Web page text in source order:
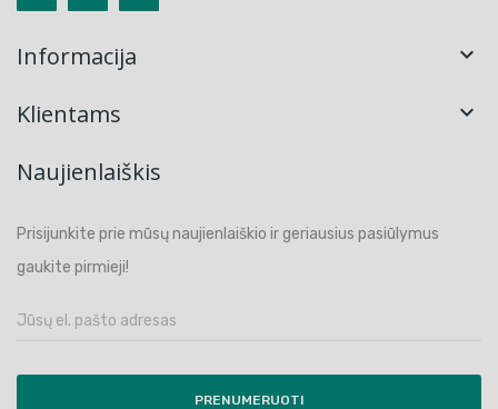
Informacija 
Klientams 
Naujienlaiškis
Prisijunkite prie mūsų naujienlaiškio ir geriausius pasiūlymus
gaukite pirmieji!
PRENUMERUOTI